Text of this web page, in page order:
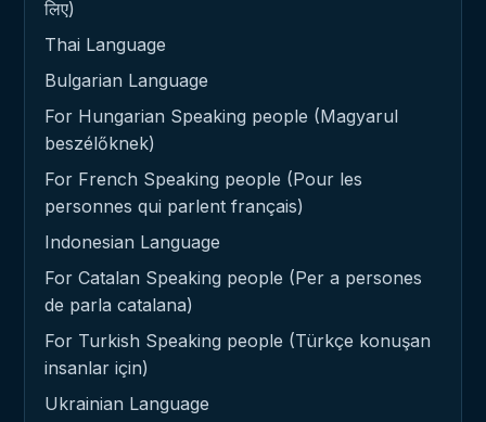
लिए)
Thai Language
Bulgarian Language
For Hungarian Speaking people (Magyarul
beszélőknek)
For French Speaking people (Pour les
personnes qui parlent français)
Indonesian Language
For Catalan Speaking people (Per a persones
de parla catalana)
For Turkish Speaking people (Türkçe konuşan
insanlar için)
Ukrainian Language